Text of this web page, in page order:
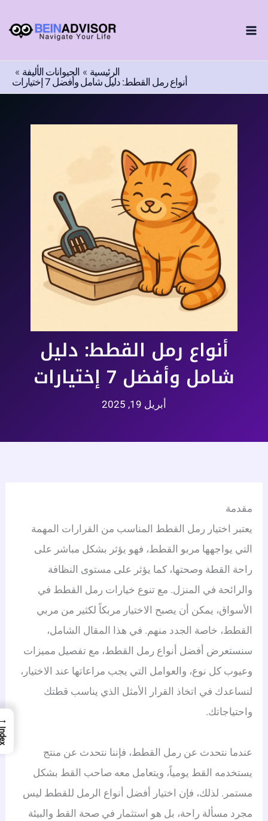
الرئيسية
الحيوانات الأليفة
أنواع رمل القطط: دليل شامل وأفضل 7 إختيارات
أنواع رمل القطط: دليل
شامل وأفضل 7 إختيارات
أبريل 19, 2025
مقدمة
يعتبر اختيار رمل القطط المناسب من القرارات المهمة
التي يواجهها مربو القطط، فهو يؤثر بشكل مباشر على
راحة القطة وصحتها، كما يؤثر على مستوى النظافة
والرائحة في المنزل. مع تنوع خيارات رمل القطط في
الأسواق، يمكن أن يصبح الاختيار مربكاً لكثير من مربي
القطط، خاصة الجدد منهم. في هذا المقال الشامل،
سنستعرض أفضل أنواع رمل القطط، مع تفصيل مميزات
وعيوب كل نوع، والعوامل التي يجب مراعاتها عند الاختيار،
لنساعدك في اتخاذ القرار الأمثل الذي يناسب قطتك
واحتياجاتك.
عندما نتحدث عن رمل القطط، فإننا نتحدث عن منتج
يستخدمه القط يومياً، ويتعامل معه صاحب القط بشكل
مستمر. لذلك، فإن اختيار أفضل أنواع الرمل للقطط ليس
مجرد مسألة راحة، بل هو استثمار في صحة القط والبيئة